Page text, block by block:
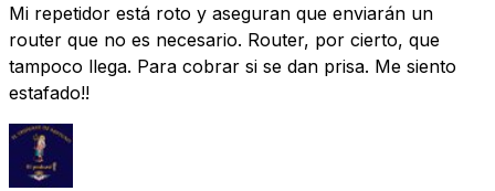
Mi repetidor está roto y aseguran que enviarán un
router que no es necesario. Router, por cierto, que
tampoco llega. Para cobrar si se dan prisa. Me siento
estafado!!